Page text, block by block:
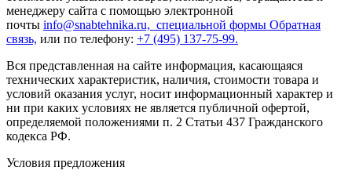
менеджеру сайта с помощью электронной
почты info@snabtehnika.ru, специальной формы Обратная
связь, или по телефону: +7 (495) 137-75-99.
Вся представленная на сайте информация, касающаяся
технических характеристик, наличия, стоимости товара и
условий оказания услуг, носит информационный характер и
ни при каких условиях не является публичной офертой,
определяемой положениями п. 2 Статьи 437 Гражданского
кодекса РФ.
Условия предложения